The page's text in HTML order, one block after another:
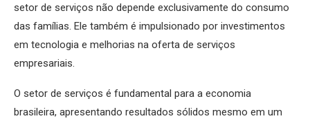
setor de serviços não depende exclusivamente do consumo
das famílias. Ele também é impulsionado por investimentos
em tecnologia e melhorias na oferta de serviços
empresariais.
O setor de serviços é fundamental para a economia
brasileira, apresentando resultados sólidos mesmo em um